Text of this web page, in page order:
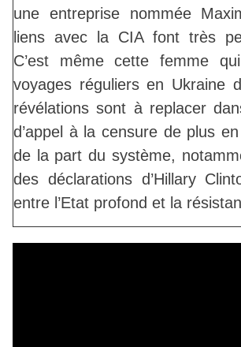
une entreprise nommée
liens avec la CIA font très
C’est même cette femme
voyages réguliers en Ukraine
révélations sont à replacer
d’appel à la censure de plus
de la part du système,
des déclarations d’Hillary
entre l’Etat profond et la